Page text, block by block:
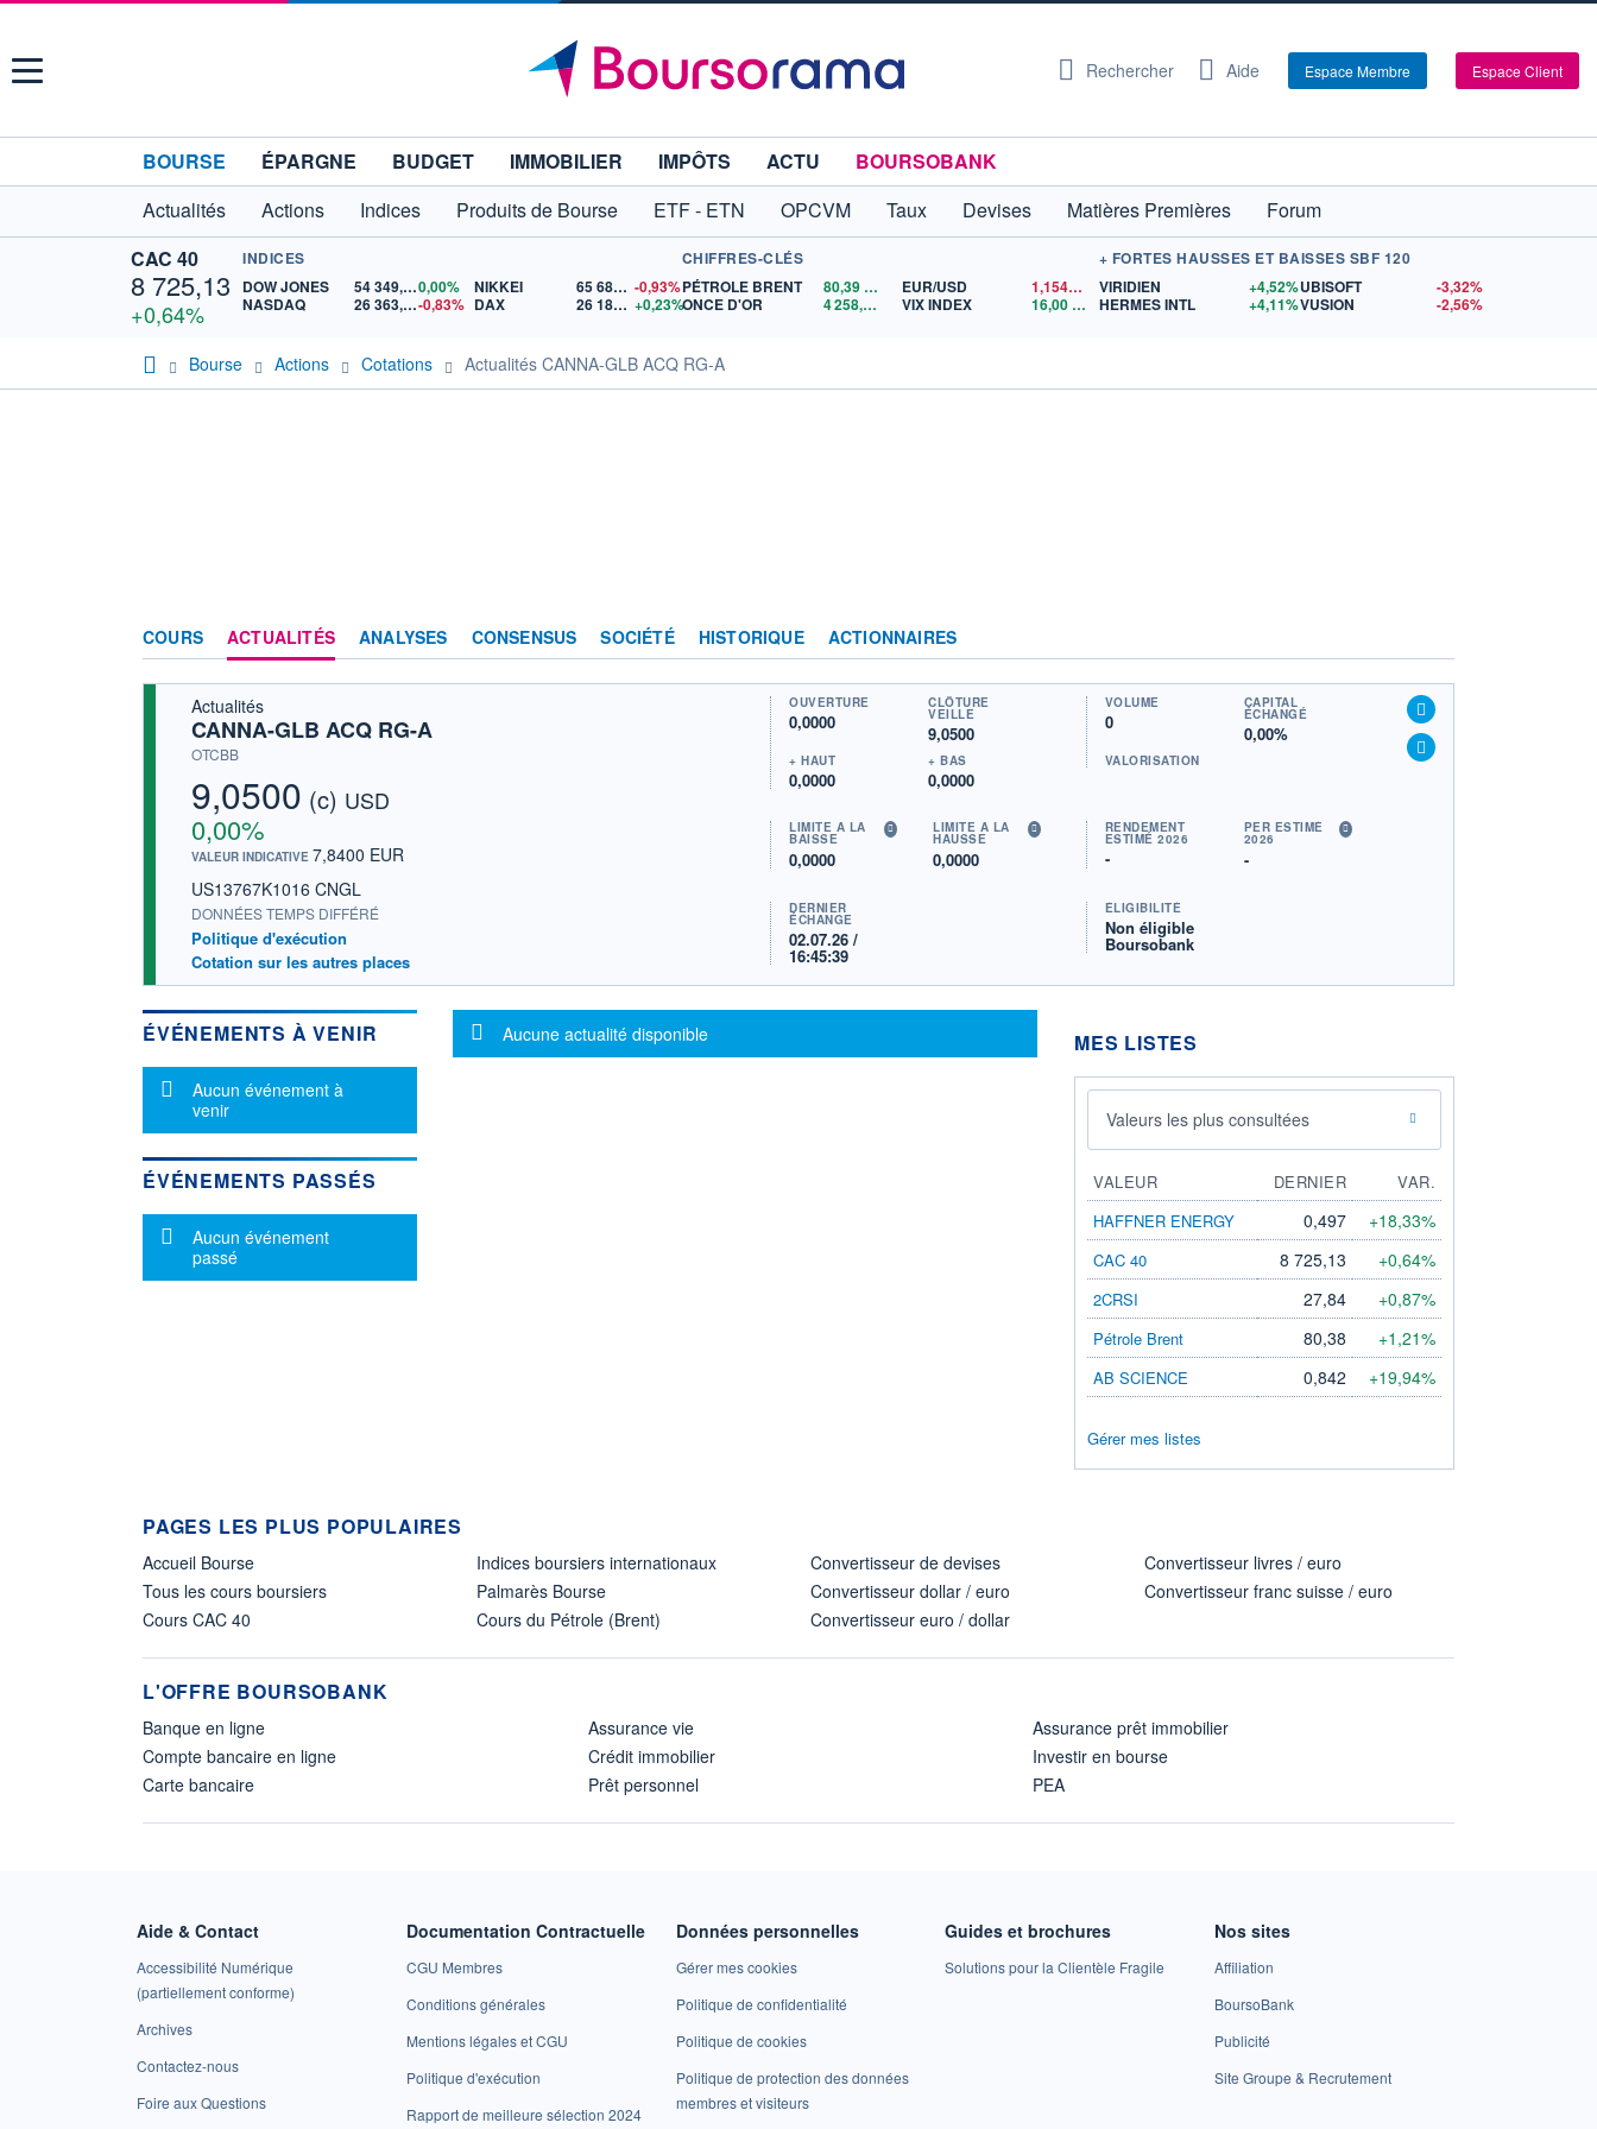
Menu Rechercher Aide Espace Membre Espace Client
BOURSE ÉPARGNE BUDGET IMMOBILIER IMPÔTS ACTU
BOURSOBANK
Actualités
Actions Indices Produits de Bourse ETF - ETN OPCVM Taux Devises Matières Premières
Forum
CAC 40
8 725,13
+0,64%
INDICES
DOW JONES
54 349,120,00%
NASDAQ
26 363,44-0,83%
NIKKEI 65 683,26 -0,93%
DAX
26 187,42 +0,23%
CHIFFRES-CLÉS
PÉTROLE BRENT
80,39
ONCE D'OR
4 258,51 $US
EUR/USD 1,1542$US
VIX INDEX
16,00
+ FORTES HAUSSES ET BAISSES SBF 120
VIRIDIEN
+4,52%
HERMES INTL
+4,11%
UBISOFT
-3,32%
VUSION
-2,56%
Bourse Actions Cotations Actualités CANNA-GLB ACQ RG-A
COURS ACTUALITÉS ANALYSES CONSENSUS SOCIÉTÉ HISTORIQUE ACTIONNAIRES
Actualités
CANNA-GLB ACQ RG-A
OTCBB
9,0500 (c) USD
0,00%
VALEUR INDICATIVE 7,8400 EUR
US13767K1016 CNGL
DONNÉES TEMPS DIFFÉRÉ
Politique d'exécution
Cotation sur les autres places
OUVERTURE
0,0000
CLÔTURE
VEILLE
9,0500
+ HAUT
0,0000
+ BAS
0,0000
VOLUME
0
CAPITAL
ÉCHANGÉ
0,00%
VALORISATION
LIMITE À LA
BAISSE
0,0000
LIMITE À LA
HAUSSE
0,0000
RENDEMENT
ESTIMÉ 2026
-
PER ESTIMÉ
2026
-
DERNIER
ÉCHANGE
02.07.26 /
16:45:39
ÉLIGIBILITÉ
Non éligible
Boursobank
ÉVÉNEMENTS À VENIR
Message d'information
Aucun événement à
venir
ÉVÉNEMENTS PASSÉS
Message d'information
Aucun événement
passé
Message d'information
Aucune actualité disponible MES LISTES
Valeurs les plus consultées
VALEUR DERNIER
VAR.
HAFFNER ENERGY
0,497 +18,33%
CAC 40 8 725,13 +0,64%
2CRSI 27,84 +0,87%
Pétrole Brent 80,38 +1,21%
AB SCIENCE 0,842 +19,94%
Gérer mes listes
PAGES LES PLUS POPULAIRES
Accueil Bourse
Tous les cours boursiers
Cours CAC 40
Indices boursiers internationaux
Palmarès Bourse
Cours du Pétrole (Brent)
Convertisseur de devises
Convertisseur dollar / euro
Convertisseur euro / dollar
Convertisseur livres / euro
Convertisseur franc suisse / euro
L'OFFRE BOURSOBANK
Banque en ligne
Compte bancaire en ligne
Carte bancaire
Assurance vie
Crédit immobilier
Prêt personnel
Assurance prêt immobilier
Investir en bourse
PEA
Aide & Contact
Accessibilité Numérique
(partiellement conforme)
Archives
Contactez-nous
Foire aux Questions
Documentation Contractuelle
CGU Membres
Conditions générales
Mentions légales et CGU
Politique d'exécution
Rapport de meilleure sélection 2024
Données personnelles
Gérer mes cookies
Politique de confidentialité
Politique de cookies
Politique de protection des données
membres et visiteurs
Guides et brochures
Solutions pour la Clientèle Fragile
Nos sites
Affiliation
BoursoBank
Publicité
Site Groupe & Recrutement